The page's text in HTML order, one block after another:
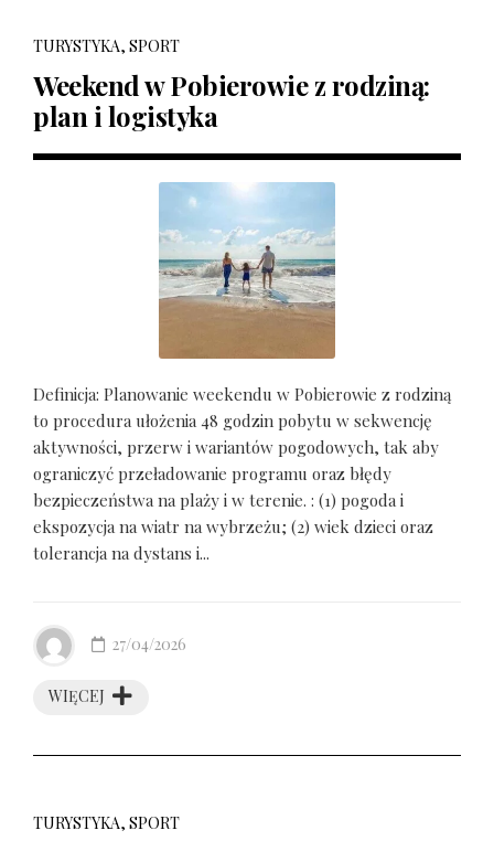
TURYSTYKA, SPORT
Weekend w Pobierowie z rodziną:
plan i logistyka
Definicja: Planowanie weekendu w Pobierowie z rodziną
to procedura ułożenia 48 godzin pobytu w sekwencję
aktywności, przerw i wariantów pogodowych, tak aby
ograniczyć przeładowanie programu oraz błędy
bezpieczeństwa na plaży i w terenie. : (1) pogoda i
ekspozycja na wiatr na wybrzeżu; (2) wiek dzieci oraz
tolerancja na dystans i...
WIĘCEJ
27/04/2026
TURYSTYKA, SPORT